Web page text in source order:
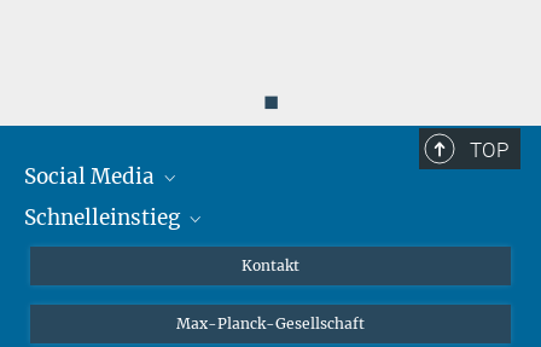
◼
TOP
Social Media
Mastodon
Schnelleinstieg
Studierende
Schüler*innen
Kontakt
Max-Planck-Gesellschaft